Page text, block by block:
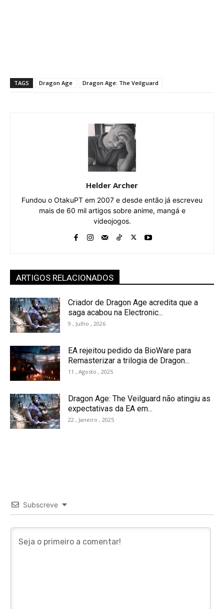
TAGS Dragon Age Dragon Age: The Veilguard
Helder Archer
Fundou o OtakuPT em 2007 e desde então já escreveu
mais de 60 mil artigos sobre anime, mangá e
videojogos.
ARTIGOS RELACIONADOS
Criador de Dragon Age acredita que a
saga acabou na Electronic...
9 , Julho , 2026
EA rejeitou pedido da BioWare para
Remasterizar a trilogia de Dragon...
11 , Agosto , 2025
Dragon Age: The Veilguard não atingiu as
expectativas da EA em...
22 , Janeiro , 2025
Subscreve